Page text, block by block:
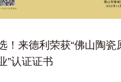
！来德利荣获“佛山陶瓷
”认证证书